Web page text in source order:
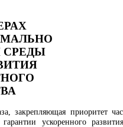
СРЕДЫ
закрепляющая приоритет
ускоренного